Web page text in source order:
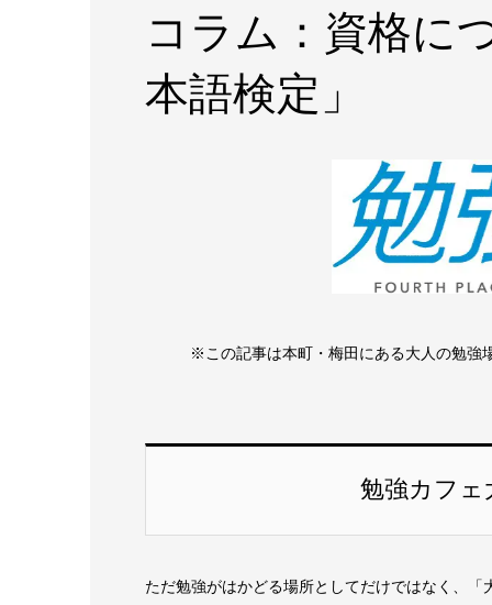
コラム：資格に
本語検定」
※この記事は本町・梅田にある大人の勉強
勉強カフェ
ただ勉強がはかどる場所としてだけではなく、